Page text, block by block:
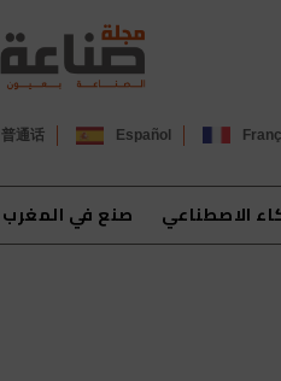
Español
普通话
الاصطناعي صنع في المغرب